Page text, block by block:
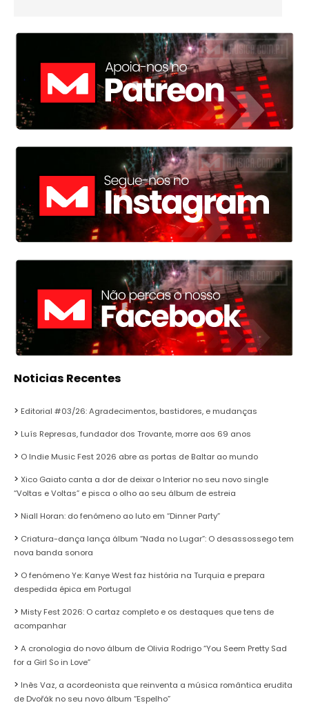
Noticias Recentes
Editorial #03/26: Agradecimentos, bastidores, e mudanças
Luís Represas, fundador dos Trovante, morre aos 69 anos
O Indie Music Fest 2026 abre as portas de Baltar ao mundo
Xico Gaiato canta a dor de deixar o Interior no seu novo single
“Voltas e Voltas” e pisca o olho ao seu álbum de estreia
Niall Horan: do fenómeno ao luto em “Dinner Party”
Criatura-dança lança álbum “Nada no Lugar”: O desassossego tem
nova banda sonora
O fenómeno Ye: Kanye West faz história na Turquia e prepara
despedida épica em Portugal
Misty Fest 2026: O cartaz completo e os destaques que tens de
acompanhar
A cronologia do novo álbum de Olivia Rodrigo “You Seem Pretty Sad
for a Girl So in Love”
Inês Vaz, a acordeonista que reinventa a música romântica erudita
de Dvořák no seu novo álbum “Espelho”